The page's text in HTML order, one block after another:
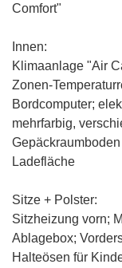
Comfort"
Innen:
Klimaanlage "Air
Zonen-
Bordcomputer;
mehrfarbig,
Ladefläche
Sitze + Polster:
Sitzheizung vorn;
Ablagebox;
Halteösen für